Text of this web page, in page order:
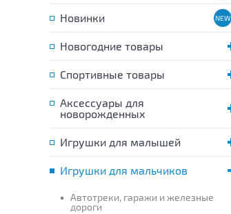
Новинки
Новогодние товары
Спортивные товары
Аксессуары для
новорожденных
Игрушки для малышей
Игрушки для мальчиков
Автотреки, гаражи и железные
дороги